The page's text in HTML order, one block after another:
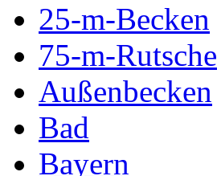
25-m-Becken
75-m-Rutsche
Außenbecken
Bad
Bayern